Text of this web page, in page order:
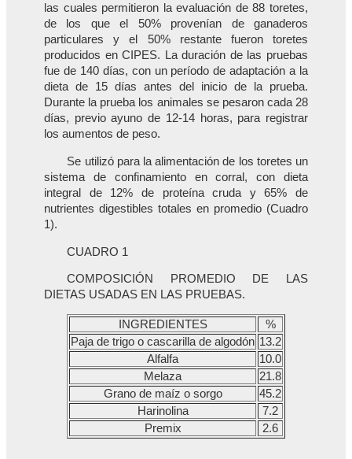
las cuales permitieron la evaluación de 88 toretes,
de los que el 50% provenían de ganaderos
particulares y el 50% restante fueron toretes
producidos en CIPES. La duración de las pruebas
fue de 140 días, con un período de adaptación a la
dieta de 15 días antes del inicio de la prueba.
Durante la prueba los animales se pesaron cada 28
días, previo ayuno de 12-14 horas, para registrar
los aumentos de peso.
Se utilizó para la alimentación de los toretes un
sistema de confinamiento en corral, con dieta
integral de 12% de proteína cruda y 65% de
nutrientes digestibles totales en promedio (Cuadro
1).
CUADRO 1
COMPOSICIÓN PROMEDIO DE LAS
DIETAS USADAS EN LAS PRUEBAS.
INGREDIENTES
%
Paja de trigo o cascarilla de algodón 13.2
Alfalfa
10.0
Melaza
21.8
Grano de maíz o sorgo
45.2
Harinolina
7.2
Premix
2.6